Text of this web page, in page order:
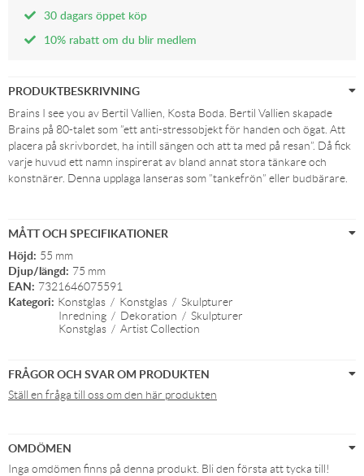
30 dagars öppet köp
10% rabatt om du blir medlem
PRODUKTBESKRIVNING
Brains I see you av Bertil Vallien, Kosta Boda. Bertil Vallien skapade
Brains på 80-talet som ”ett anti-stressobjekt för handen och ögat. Att
placera på skrivbordet, ha intill sängen och att ta med på resan”. Då fick
varje huvud ett namn inspirerat av bland annat stora tänkare och
konstnärer. Denna upplaga lanseras som ”tankefrön” eller budbärare.
MÅTT OCH SPECIFIKATIONER
Höjd: 55 mm
Djup/längd: 75 mm
EAN: 7321646075591
Kategori: Konstglas / Konstglas / Skulpturer
Inredning / Dekoration / Skulpturer
Konstglas / Artist Collection
FRÅGOR OCH SVAR OM PRODUKTEN
Ställ en fråga till oss om den här produkten
OMDÖMEN
Inga omdömen finns på denna produkt. Bli den första att tycka till!